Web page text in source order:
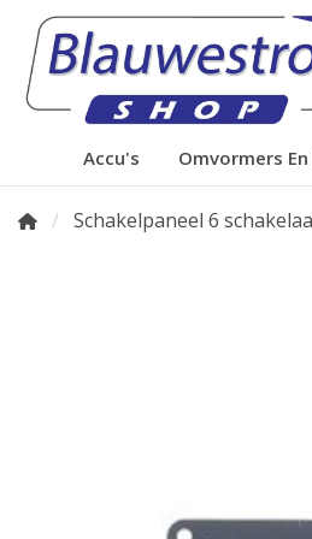
Accu's Omvormers
Schakelpaneel 6